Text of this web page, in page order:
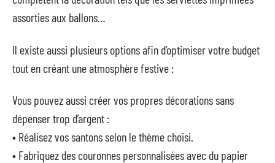
assorties aux ballons…
Il existe aussi plusieurs options afin d’optimiser votre budget
tout en créant une atmosphère festive :
Vous pouvez aussi créer vos propres décorations sans
dépenser trop d’argent :
• Réalisez vos santons selon le thème choisi.
• Fabriquez des couronnes personnalisées avec du papier